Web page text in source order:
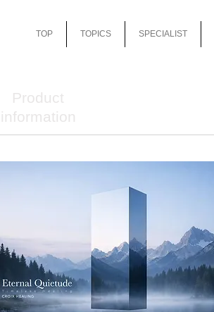
TOP TOPICS SPECIALIST
Product
information